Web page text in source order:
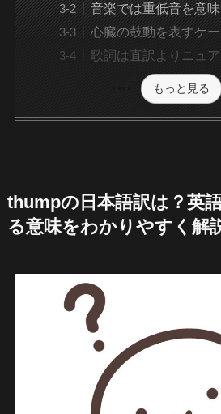
音楽では重低音を意
心臓の鼓動を表すケ
歌詞は直訳よりニュ
もっと見る
thumpの日本語訳は？英
る意味をわかりやすく解